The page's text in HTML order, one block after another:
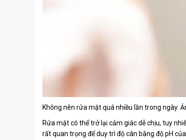
Không nên rửa mặt quá nhiều lần trong ngày.
Rửa mặt có thể trở lại cảm giác dễ chịu, tuy
rất quan trọng để duy trì độ cân bằng độ pH